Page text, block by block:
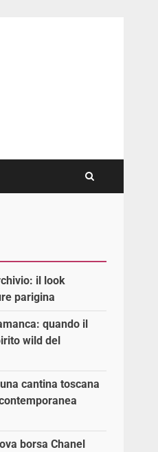
il look
parigina
quando il
wild del
cantina toscana
borsa Chanel